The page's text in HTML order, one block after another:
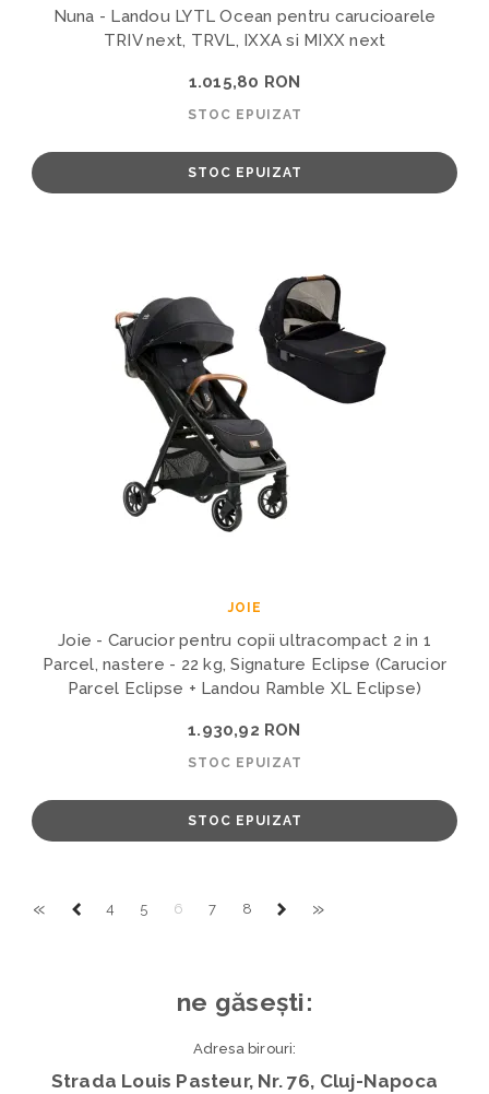
Nuna - Landou LYTL Ocean pentru carucioarele
TRIV next, TRVL, IXXA si MIXX next
1.015,80 RON
STOC EPUIZAT
STOC EPUIZAT
JOIE
Joie - Carucior pentru copii ultracompact 2 in 1
Parcel, nastere - 22 kg, Signature Eclipse (Carucior
Parcel Eclipse + Landou Ramble XL Eclipse)
1.930,92 RON
STOC EPUIZAT
STOC EPUIZAT
« 4 5 6 7 8 »
ne găsești:
Adresa birouri:
Strada Louis Pasteur, Nr. 76, Cluj-Napoca